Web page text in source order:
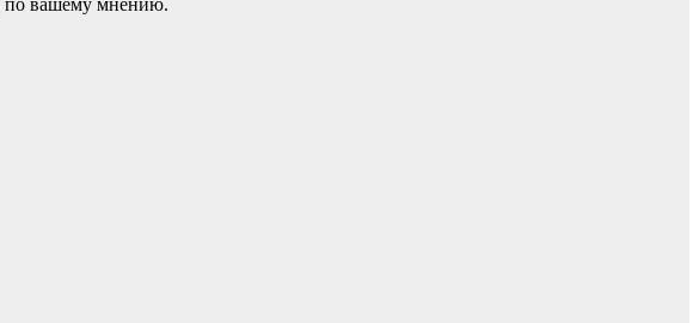
по вашему мнению.